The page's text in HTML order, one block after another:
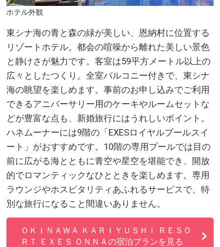
ホテル外観
東シナ海の青と森の緑が美しい、恩納村に位置する
リゾートホテル。都会の喧噪から離れた美しい景色
と静けさが魅力です。客室は59平方メートル以上の
広々としたつくり。全室バルコニー付きで、東シナ
海の眺望を楽しめます。事前のお申し込みでご利用
できるアニバーサリー用のケーキやルームセットな
どが豊富な点も、新婚旅行にはうれしいポイント。
ハネムーナーには9階の「EXESロイヤルプールスイ
ート」がおすすめです。10階の専用プールでは目の
前に広がる海とともに青空や星空を堪能でき、開放
的でロマンティックなひとときを楽しめます。専用
ラウンジやホスピタリティあふれるサービスで、特
別な旅行になること間違いありません。
ＯＫＩＮＡＷＡ ＫＡＲＩＹＵＳＨＩ ＲＥＳＯ
ＲＴ ＥＸＥＳ ＯＮＮＡの宿泊プランを見る